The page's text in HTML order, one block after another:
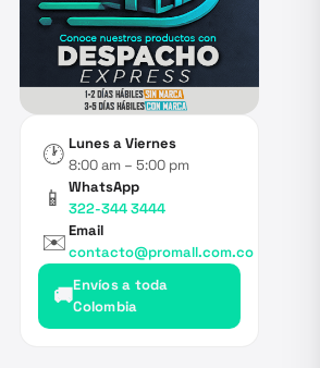
🕐 Lunes a Viernes
8:00 am – 5:00 pm
📱
WhatsApp
322-344 3444
✉️Email
contacto@promall.com.co
🚚Envíos a toda
Colombia